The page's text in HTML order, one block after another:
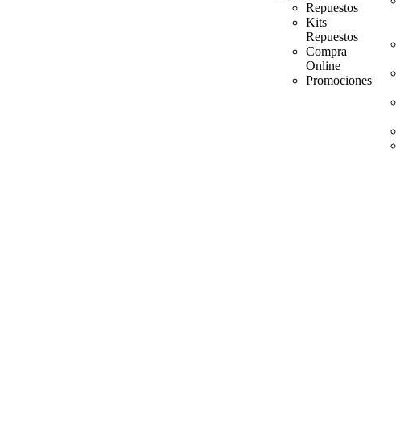
Repuestos
Kits
Repuestos
Compra
Online
Promociones